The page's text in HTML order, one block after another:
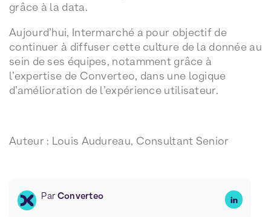
grâce à la data.
Aujourd’hui, Intermarché a pour objectif de
continuer à diffuser cette culture de la donnée au
sein de ses équipes, notamment grâce à
l’expertise de Converteo, dans une logique
d’amélioration de l’expérience utilisateur.
Auteur : Louis Audureau, Consultant Senior
Par Converteo